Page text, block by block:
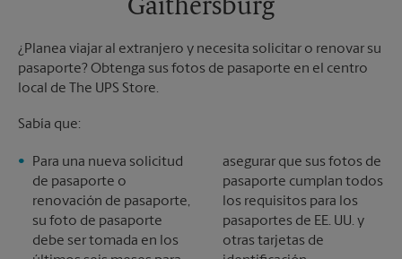
Gaithersburg
¿Planea viajar al extranjero y necesita solicitar o renovar su
pasaporte? Obtenga sus fotos de pasaporte en el centro
local de The UPS Store.
Sabía que:
Para una nueva solicitud
de pasaporte o
renovación de pasaporte,
su foto de pasaporte
debe ser tomada en los
asegurar que sus fotos de
pasaporte cumplan todos
los requisitos para los
pasaportes de EE. UU. y
otras tarjetas de